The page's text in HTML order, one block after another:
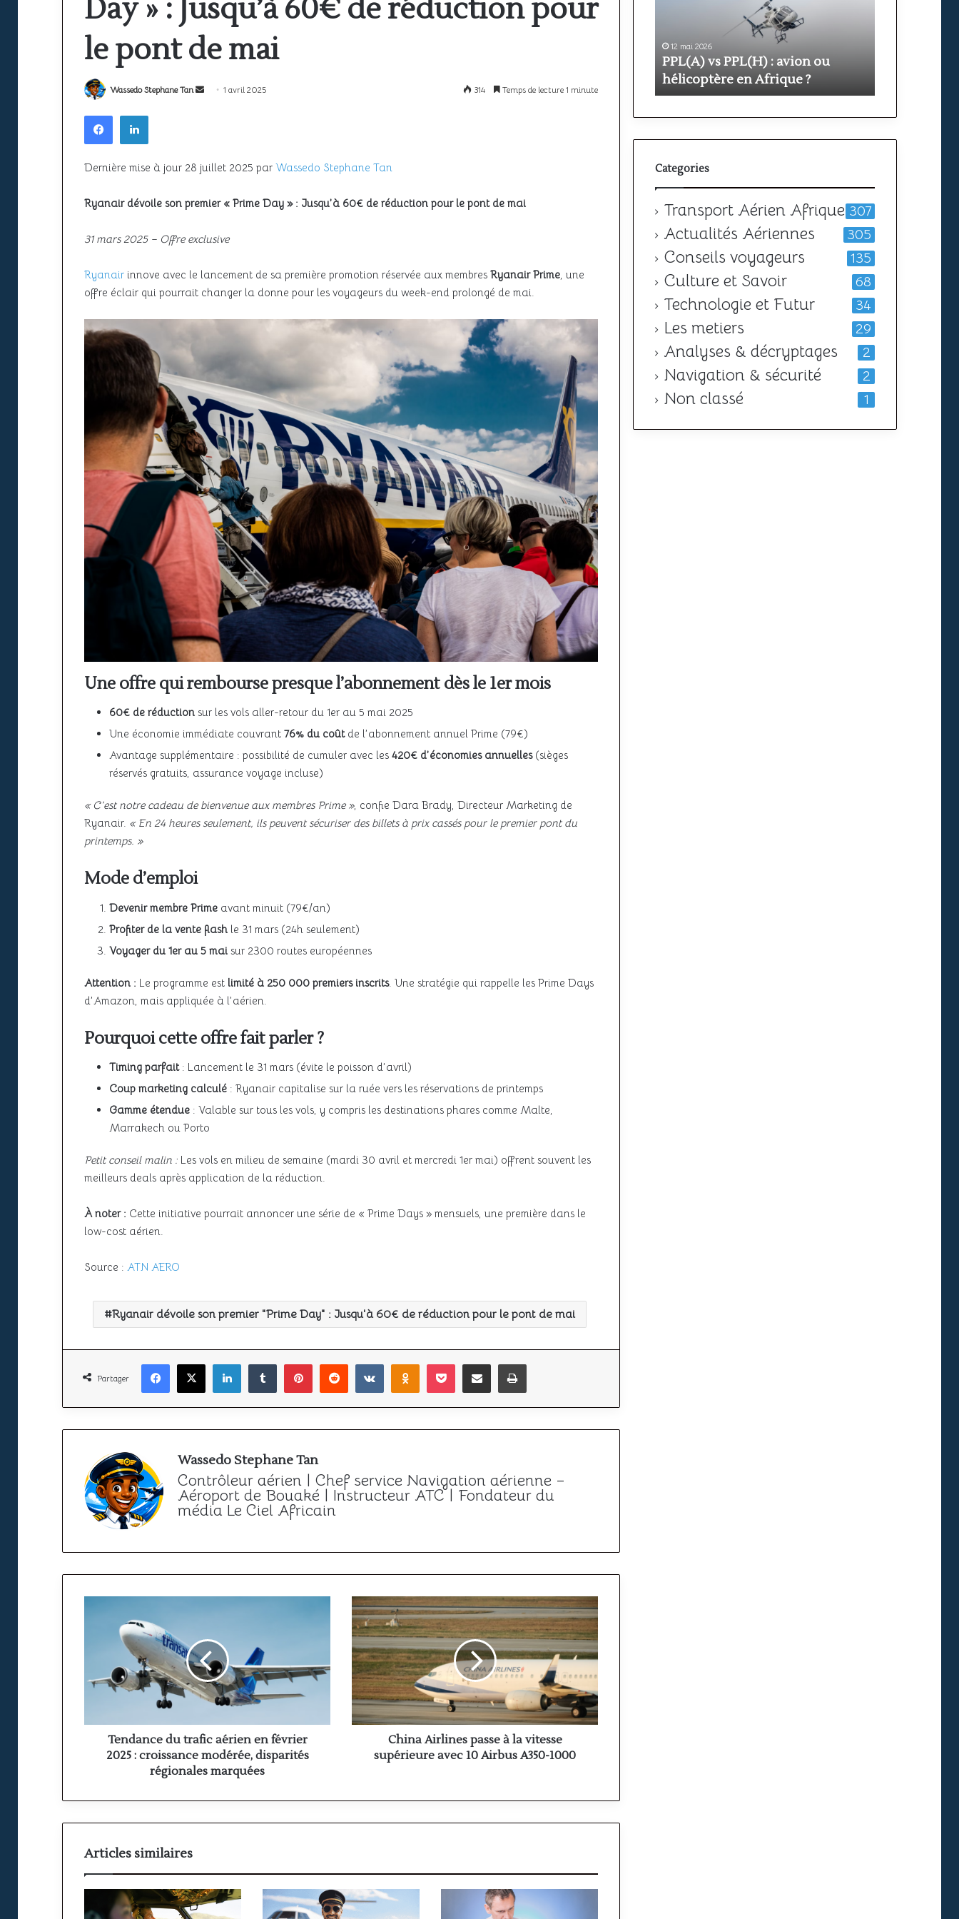
Day » : Jusqu’à 60€ de réduction pour
le pont de mai
Wassedo Stephane Tan
Envoyer1 avril 2025 314 Temps de lecture 1 minute
FacebookLinkedin
Dernière mise à jour 28 juillet 2025 par Wassedo Stephane Tan
Ryanair dévoile son premier « Prime Day » : Jusqu’à 60€ de réduction pour le pont de mai
31 mars 2025 – Offre exclusive
Ryanair innove avec le lancement de sa première promotion réservée aux membres Ryanair Prime , une
offre éclair qui pourrait changer la donne pour les voyageurs du week-end prolongé de mai.
Une offre qui rembourse presque l’abonnement dès le 1er mois
60€ de réduction sur les vols aller-retour du 1er au 5 mai 2025
Une économie immédiate couvrant 76% du coûtde l’abonnement annuel Prime (79€)
Avantage supplémentaire : possibilité de cumuler avec les 420€ d’économies annuelles(sièges
réservés gratuits, assurance voyage incluse)
« C’est notre cadeau de bienvenue aux membres Prime », confie Dara Brady, Directeur Marketing de
Ryanair. « En 24 heures seulement, ils peuvent sécuriser des billets à prix cassés pour le premier pont du
printemps. »
Mode d’emploi
Devenir membre Prime avant minuit (79€/an)
Profiter de la vente flash le 31 mars (24h seulement)
Voyager du 1er au 5 mai sur 2300 routes européennes
Attention : Le programme est limité à 250 000 premiers inscrits. Une stratégie qui rappelle les Prime Days
d’Amazon, mais appliquée à l’aérien.
Pourquoi cette offre fait parler ?
Timing parfait: Lancement le 31 mars (évite le poisson d’avril)
Coup marketing calculé : Ryanair capitalise sur la ruée vers les réservations de printemps
Gamme étendue : Valable sur tous les vols, y compris les destinations phares comme Malte,
Marrakech ou Porto
Petit conseil malin : Les vols en milieu de semaine (mardi 30 avril et mercredi 1er mai) offrent souvent les
meilleurs deals après application de la réduction.
À noter : Cette initiative pourrait annoncer une série de « Prime Days » mensuels, une première dans le
low-cost aérien.
Source : ATN AERO
Ryanair dévoile son premier "Prime Day" : Jusqu'à 60€ de réduction pour le pont de mai
Partager
Facebook
X LinkedinTumblrPinterest
RedditVKontakteOdnoklassniki
PocketPartager par emailImprimer
Wassedo Stephane Tan
Contrôleur aérien | Chef service Navigation aérienne –
Aéroport de Bouaké | Instructeur ATC | Fondateur du
média Le Ciel Africain
trafic
aérien
février
2025
croissance
modérée,
disparités
régionales
Tendance du trafic aérien en février
2025 : croissance modérée, disparités
régionales marquées
China
Airlines
passe
à
la
vitesse
supérieure
avec
10
Airbus
A350-
China Airlines passe à la vitesse
supérieure avec 10 Airbus A350-1000
Articles similaires
Espace aérien africain : la sécurité
à l’épreuve de la croissance du
ciel
unique
peine
encore
décoller
22 juin 2026
SAATM : pourquoi le ciel unique
à
l’étranger
meilleurs
pays
en
Afrique
12 mai 2026
PPL(A) vs PPL(H) : avion ou
hélicoptère en Afrique ?
licence
Categories
Transport Aérien Afrique 307
Actualités Aériennes 305
Conseils voyageurs 135
Culture et Savoir 68
Technologie et Futur 34
Les metiers 29
Analyses & décryptages 2
Navigation & sécurité 2
Non classé 1